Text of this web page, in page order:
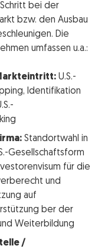
bei der
bzw. den Ausbau
Die
umfassen u.a.:
U.S.-
Identifikation
Standortwahl in
Gesellschaftsform
für die
und
auf
ber der
Weiterbildung
/